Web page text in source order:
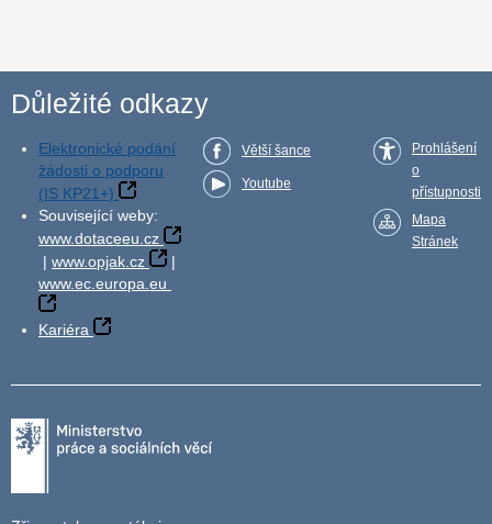
Důležité odkazy
Elektronické podání
žádosti o podporu
(IS KP21+)
Související weby:
www.dotaceeu.cz
| www.opjak.cz
|
www.ec.europa.eu
Kariéra
Větší šance
Youtube
Prohlášení
o
přístupnosti
Mapa
Stránek